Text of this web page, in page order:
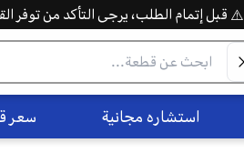
⚠️ قبل إتمام الطلب، يرجى التأكد من توفر القطعة
استشاره مجانية سعر